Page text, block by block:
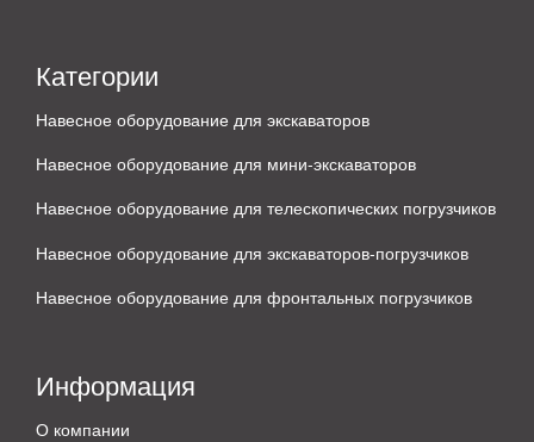
Категории
Навесное оборудование для экскаваторов
Навесное оборудование для мини-экскаваторов
Навесное оборудование для телескопических погрузчиков
Навесное оборудование для экскаваторов-погрузчиков
Навесное оборудование для фронтальных погрузчиков
Информация
О компании